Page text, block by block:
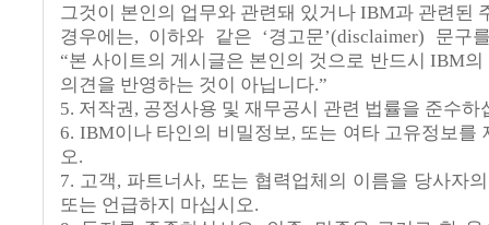
그것이 본인의 업무와 관련돼 있거나 IBM과 관련된
경우에는, 이하와 같은 ‘경고문’(disclaimer) 문구
“본 사이트의 게시글은 본인의 것으로 반드시 IBM의
의견을 반영하는 것이 아닙니다.”
5. 저작권, 공정사용 및 재무공시 관련 법률을 준수하
6. IBM이나 타인의 비밀정보, 또는 여타 고유정보를
오.
7. 고객, 파트너사, 또는 협력업체의 이름을 당사자
또는 언급하지 마십시오.